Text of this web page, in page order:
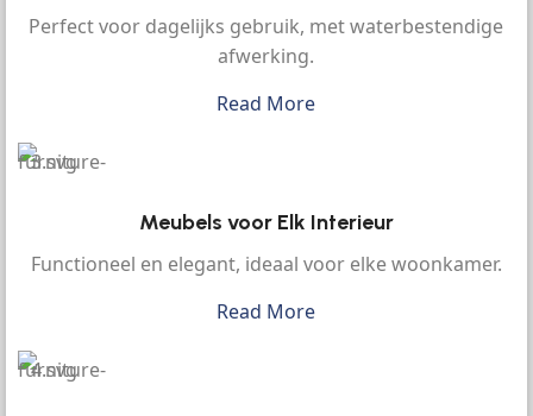
Perfect voor dagelijks gebruik, met waterbestendige
afwerking.
Read More
Meubels voor Elk Interieur
Functioneel en elegant, ideaal voor elke woonkamer.
Read More